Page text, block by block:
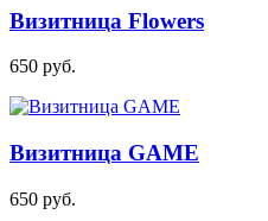
Визитница Flowers
650 руб.
Визитница GAME
650 руб.